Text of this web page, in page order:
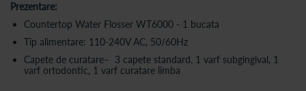
Prezentare:
Countertop Water Flosser WT6000 - 1 bucata
Tip alimentare: 110-240V AC, 50/60Hz
Capete de curatare– 3 capete standard, 1 varf subgingival, 1
varf ortodontic, 1 varf curatare limba